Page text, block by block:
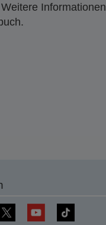
Informationen